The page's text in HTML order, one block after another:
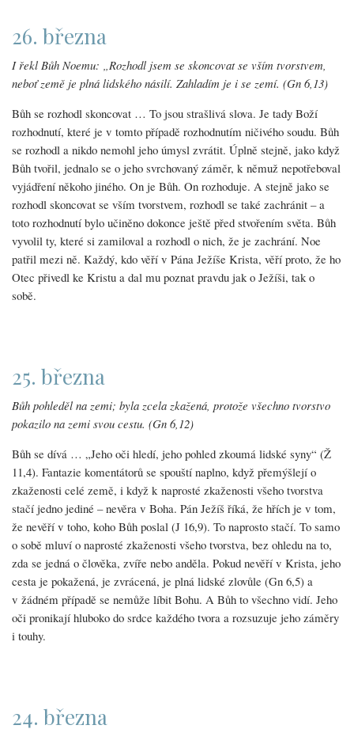
26. března
I řekl Bůh Noemu: „Rozhodl jsem se skoncovat se vším tvorstvem,
neboť země je plná lidského násilí. Zahladím je i se zemí. (Gn 6,13)
Bůh se rozhodl skoncovat … To jsou strašlivá slova. Je tady Boží
rozhodnutí, které je v tomto případě rozhodnutím ničivého soudu. Bůh
se rozhodl a nikdo nemohl jeho úmysl zvrátit. Úplně stejně, jako když
Bůh tvořil, jednalo se o jeho svrchovaný záměr, k němuž nepotřeboval
vyjádření někoho jiného. On je Bůh. On rozhoduje. A stejně jako se
rozhodl skoncovat se vším tvorstvem, rozhodl se také zachránit – a
toto rozhodnutí bylo učiněno dokonce ještě před stvořením světa. Bůh
vyvolil ty, které si zamiloval a rozhodl o nich, že je zachrání. Noe
patřil mezi ně. Každý, kdo věří v Pána Ježíše Krista, věří proto, že ho
Otec přivedl ke Kristu a dal mu poznat pravdu jak o Ježíši, tak o
sobě.
25. března
Bůh pohleděl na zemi; byla zcela zkažená, protože všechno tvorstvo
pokazilo na zemi svou cestu. (Gn 6,12)
Bůh se dívá … „Jeho oči hledí, jeho pohled zkoumá lidské syny“ (Ž
11,4). Fantazie komentátorů se spouští naplno, když přemýšlejí o
zkaženosti celé země, i když k naprosté zkaženosti všeho tvorstva
stačí jedno jediné – nevěra v Boha. Pán Ježíš říká, že hřích je v tom,
že nevěří v toho, koho Bůh poslal (J 16,9). To naprosto stačí. To samo
o sobě mluví o naprosté zkaženosti všeho tvorstva, bez ohledu na to,
zda se jedná o člověka, zvíře nebo anděla. Pokud nevěří v Krista, jeho
cesta je pokažená, je zvrácená, je plná lidské zlovůle (Gn 6,5) a
v žádném případě se nemůže líbit Bohu. A Bůh to všechno vidí. Jeho
oči pronikají hluboko do srdce každého tvora a rozsuzuje jeho záměry
i touhy.
24. března